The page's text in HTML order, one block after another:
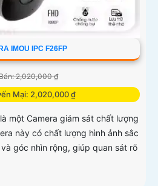
IMOU IPC F26FP
2,020,000 ₫
Mại: 2,020,000 ₫
một Camera giám sát chất lượng
này có chất lượng hình ảnh sắc
góc nhìn rộng, giúp quan sát rõ